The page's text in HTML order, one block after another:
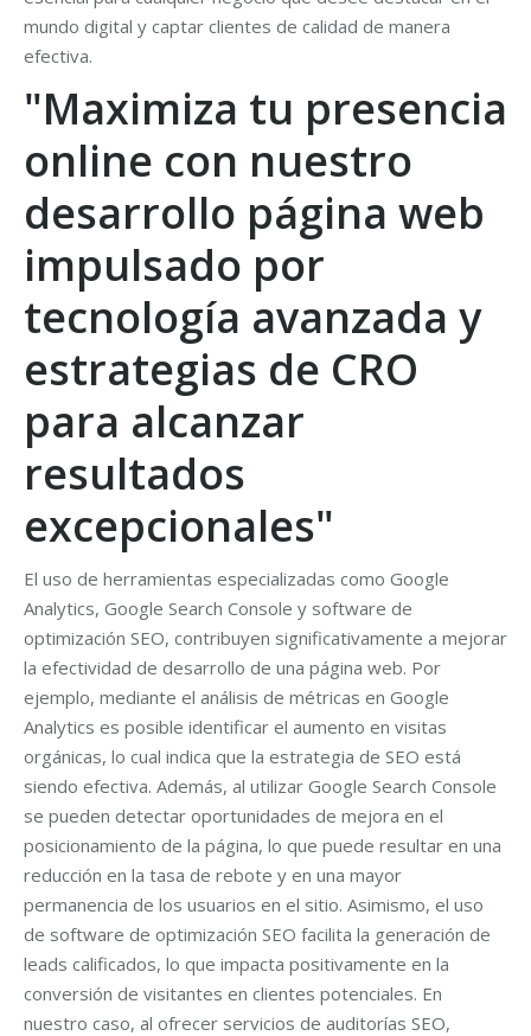
mundo digital y captar clientes de calidad de manera
efectiva.
"Maximiza tu presencia
online con nuestro
desarrollo página web
impulsado por
tecnología avanzada y
estrategias de CRO
para alcanzar
resultados
excepcionales"
El uso de herramientas especializadas como Google
Analytics, Google Search Console y software de
optimización SEO, contribuyen significativamente a mejorar
la efectividad de desarrollo de una página web. Por
ejemplo, mediante el análisis de métricas en Google
Analytics es posible identificar el aumento en visitas
orgánicas, lo cual indica que la estrategia de SEO está
siendo efectiva. Además, al utilizar Google Search Console
se pueden detectar oportunidades de mejora en el
posicionamiento de la página, lo que puede resultar en una
reducción en la tasa de rebote y en una mayor
permanencia de los usuarios en el sitio. Asimismo, el uso
de software de optimización SEO facilita la generación de
leads calificados, lo que impacta positivamente en la
conversión de visitantes en clientes potenciales. En
nuestro caso, al ofrecer servicios de auditorías SEO,